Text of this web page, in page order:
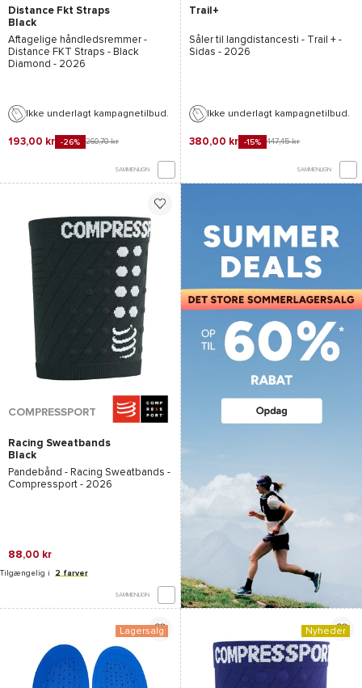
Distance Fkt Straps
Black
Aftagelige håndledsremmer -
Distance FKT Straps - Black
Diamond - 2026
Ikke underlagt kampagnetilbud.
193,00 kr -26% 260,70 kr
SAMMENLIGN
Trail+
Såler til langdistancesti -
Trail + -
Sidas - 2026
Ikke underlagt kampagnetilbud.
380,00 kr -15% 447,45 kr
SAMMENLIGN
COMPRESSPORT
Racing Sweatbands
Black
Pandebånd - Racing Sweatbands -
Compressport - 2026
88,00 kr
Tilgængelig i 2 farver
SAMMENLIGN
*Se betingelserne her
Lagersalg Nyheder